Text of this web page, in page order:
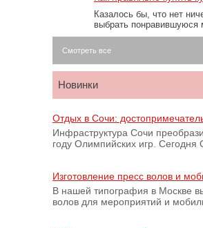
Казалось бы, что нет
выбрать
Смотреть все
Новинки
Отдых в Сочи:
Инфраструктура Сочи
году Олимпийских игр.
Изготовление пресс волов и
В нашей типография в Москве
волов для мероприятий и